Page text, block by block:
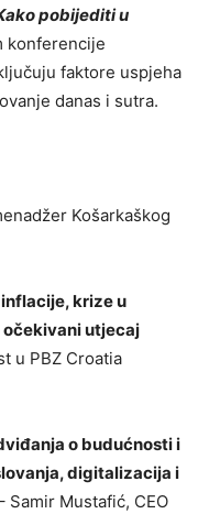
pobijediti u
konferencije
faktore uspjeha
danas i sutra.
Košarkaškog
krize u
utjecaj
u PBZ Croatia
o budućnosti i
digitalizacija i
Samir Mustafić, CEO